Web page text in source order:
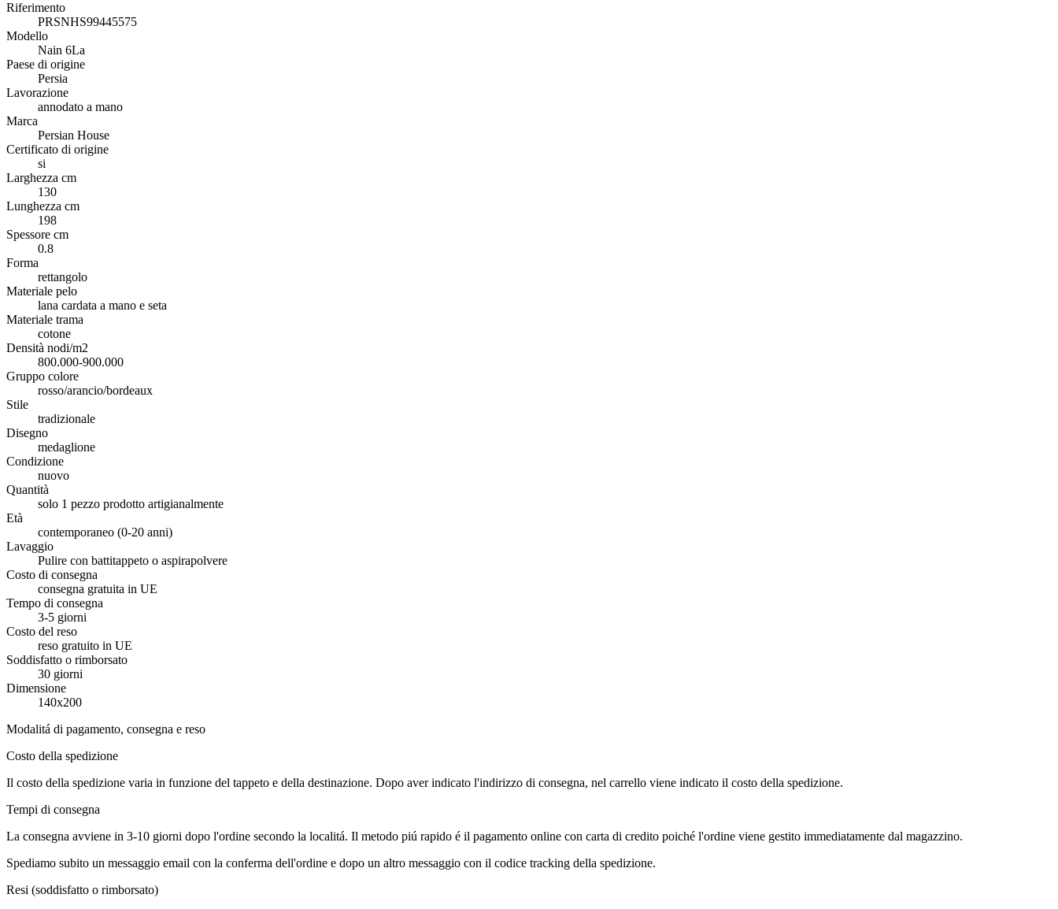
Riferimento
PRSNHS99445575
Modello
Nain 6La
Paese di origine
Persia
Lavorazione
annodato a mano
Marca
Persian House
Certificato di origine
si
Larghezza cm
130
Lunghezza cm
198
Spessore cm
0.8
Forma
rettangolo
Materiale pelo
lana cardata a mano e seta
Materiale trama
cotone
Densità nodi/m2
800.000-900.000
Gruppo colore
rosso/arancio/bordeaux
Stile
tradizionale
Disegno
medaglione
Condizione
nuovo
Quantità
solo 1 pezzo prodotto artigianalmente
Età
contemporaneo (0-20 anni)
Lavaggio
Pulire con battitappeto o aspirapolvere
Costo di consegna
consegna gratuita in UE
Tempo di consegna
3-5 giorni
Costo del reso
reso gratuito in UE
Soddisfatto o rimborsato
30 giorni
Dimensione
140x200
Modalitá di pagamento, consegna e reso
Costo della spedizione
Il costo della spedizione varia in funzione del tappeto e della destinazione. Dopo aver indicato l'indirizzo di consegna, nel carrello viene indicato il costo della spedizione.
Tempi di consegna
La consegna avviene in 3-10 giorni dopo l'ordine secondo la localitá. Il metodo piú rapido é il pagamento online con carta di credito poiché l'ordine viene gestito immediatamente dal magazzino.
Spediamo subito un messaggio email con la conferma dell'ordine e dopo un altro messaggio con il codice tracking della spedizione.
Resi (soddisfatto o rimborsato)